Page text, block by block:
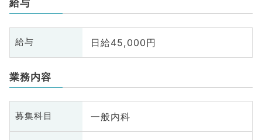
給与
給与 日給45,000円
業務内容
募集科目 一般内科